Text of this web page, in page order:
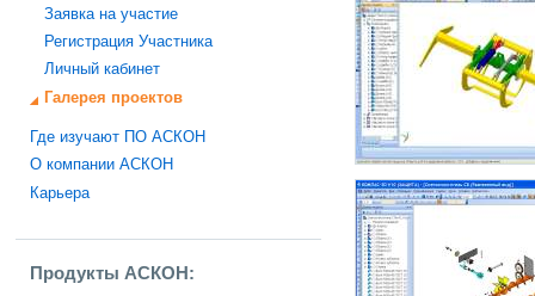
Заявка на участие
Регистрация Участника
Личный кабинет
Галерея проектов
Где изучают ПО АСКОН
О компании АСКОН
Карьера
Продукты АСКОН: